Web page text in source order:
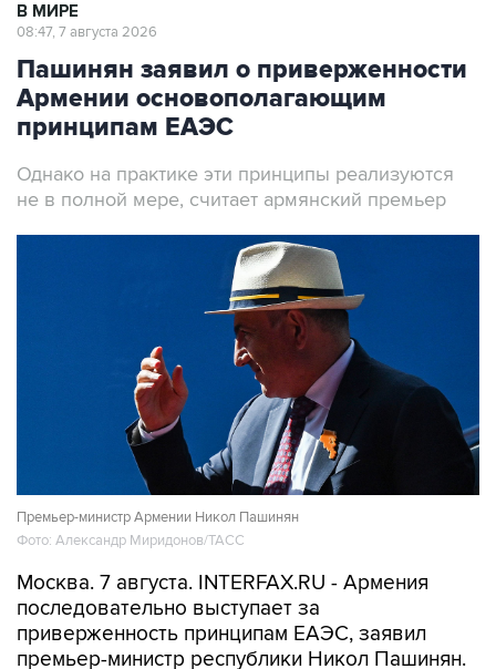
В МИРЕ
08:47, 7 августа 2026
Пашинян заявил о приверженности
Армении основополагающим
принципам ЕАЭС
Однако на практике эти принципы реализуются
не в полной мере, считает армянский премьер
Премьер-министр Армении Никол Пашинян
Фото: Александр Миридонов/ТАСС
Москва. 7 августа. INTERFAX.RU - Армения
последовательно выступает за
приверженность принципам ЕАЭС, заявил
премьер-министр республики Никол Пашинян.